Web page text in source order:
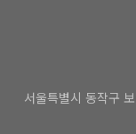
서울특별시 동작구